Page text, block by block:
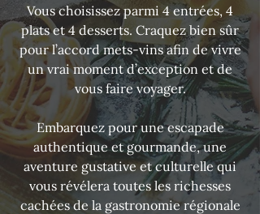
Vous choisissez parmi 4 entrées, 4
plats et 4 desserts. Craquez bien sûr
pour l’accord mets-vins afin de vivre
un vrai moment d’exception et de
vous faire voyager.
Embarquez pour une escapade
authentique et gourmande, une
aventure gustative et culturelle qui
vous révélera toutes les richesses
cachées de la gastronomie régionale